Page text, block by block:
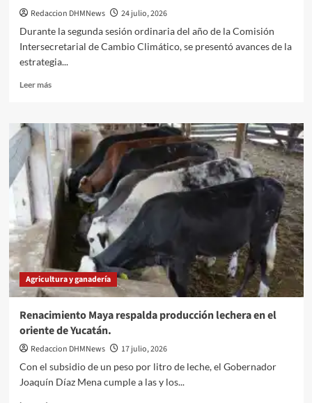
Redaccion DHMNews
24 julio, 2026
Durante la segunda sesión ordinaria del año de la Comisión
Intersecretarial de Cambio Climático, se presentó avances de la
estrategia...
Leer másLeer
Pesca
y
acuacultura,
centro
de
la
agenda
climática
de
Yucatán.
Agricultura y ganadería
Renacimiento Maya respalda producción lechera en el
oriente de Yucatán.
Redaccion DHMNews
17 julio, 2026
Con el subsidio de un peso por litro de leche, el Gobernador
Joaquín Díaz Mena cumple a las y los...